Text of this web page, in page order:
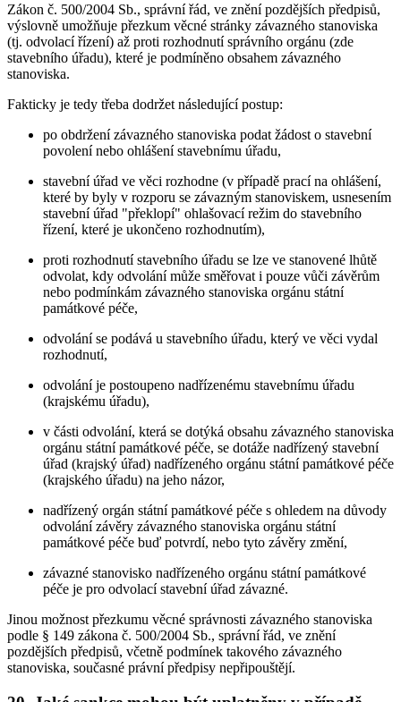
Zákon č. 500/2004 Sb., správní řád, ve znění pozdějších předpisů,
výslovně umožňuje přezkum věcné stránky závazného stanoviska
(tj. odvolací řízení) až proti rozhodnutí správního orgánu (zde
stavebního úřadu), které je podmíněno obsahem závazného
stanoviska.
Fakticky je tedy třeba dodržet následující postup:
po obdržení závazného stanoviska podat žádost o stavební
povolení nebo ohlášení stavebnímu úřadu,
stavební úřad ve věci rozhodne (v případě prací na ohlášení,
které by byly v rozporu se závazným stanoviskem, usnesením
stavební úřad "překlopí" ohlašovací režim do stavebního
řízení, které je ukončeno rozhodnutím),
proti rozhodnutí stavebního úřadu se lze ve stanovené lhůtě
odvolat, kdy odvolání může směřovat i pouze vůči závěrům
nebo podmínkám závazného stanoviska orgánu státní
památkové péče,
odvolání se podává u stavebního úřadu, který ve věci vydal
rozhodnutí,
odvolání je postoupeno nadřízenému stavebnímu úřadu
(krajskému úřadu),
v části odvolání, která se dotýká obsahu závazného stanoviska
orgánu státní památkové péče, se dotáže nadřízený stavební
úřad (krajský úřad) nadřízeného orgánu státní památkové péče
(krajského úřadu) na jeho názor,
nadřízený orgán státní památkové péče s ohledem na důvody
odvolání závěry závazného stanoviska orgánu státní
památkové péče buď potvrdí, nebo tyto závěry změní,
závazné stanovisko nadřízeného orgánu státní památkové
péče je pro odvolací stavební úřad závazné.
Jinou možnost přezkumu věcné správnosti závazného stanoviska
podle § 149 zákona č. 500/2004 Sb., správní řád, ve znění
pozdějších předpisů, včetně podmínek takového závazného
stanoviska, současné právní předpisy nepřipouštějí.